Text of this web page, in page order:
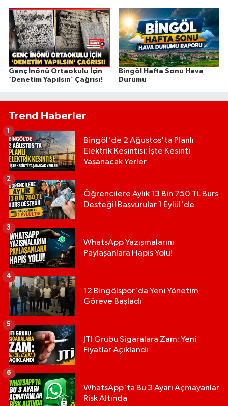
Genç İnönü Ortaokulu İçin
‘Denetim Yapılsın’ Çağrısı!
Bingöl Hafta Sonu Hava
Durumu
Trend Haberler
Bingöl'de 2 Ağustos'ta Planlı
Elektrik Kesintisi: İşte Kesinti
Yaşanacak Yerler
Öğrencilere Aylık 13 Bin 750 TL Burs
Desteği! Başvurular 1 Eylül'de
2
WhatsApp Yazışmalarını
Paylaşanlara Hapis Yolu!
3
12 Bingölspor'da Yeni Yönetim
Göreve Başladı
4
JTI Grubu Sigaralara Zam: Yeni
Fiyatlar Açıklandı
5
WhatsApp'ta Bu 3 Ayarı Açmayanlar
Risk Altında
6